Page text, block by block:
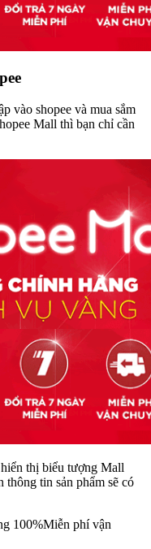
vào shopee và mua sắm
Mall thì bạn chỉ cần
thị biểu tượng Mall
thông tin sản phẩm sẽ có
100%Miễn phí vận